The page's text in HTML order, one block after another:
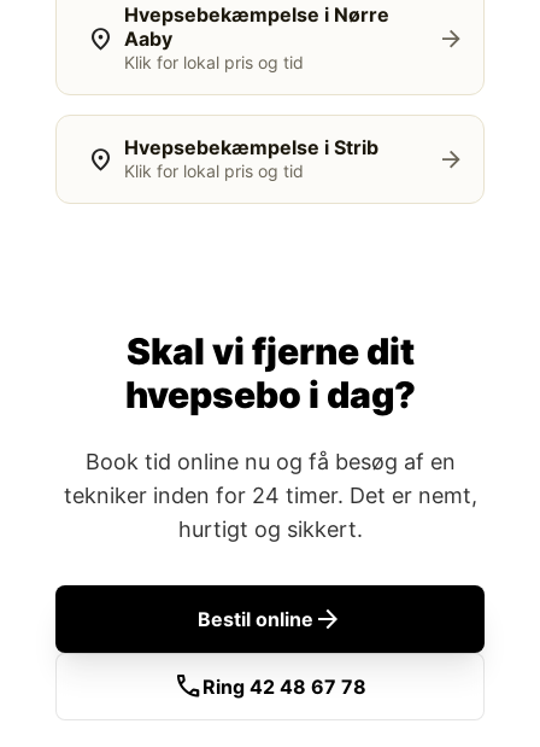
location_on
Hvepsebekæmpelse i Nørre
Aaby
Klik for lokal pris og tid
arrow_forward
location_on Hvepsebekæmpelse i Strib
Klik for lokal pris og tid arrow_forward
Skal vi fjerne dit
hvepsebo i dag?
Book tid online nu og få besøg af en
tekniker inden for 24 timer. Det er nemt,
hurtigt og sikkert.
Bestil online arrow_forward
callRing 42 48 67 78